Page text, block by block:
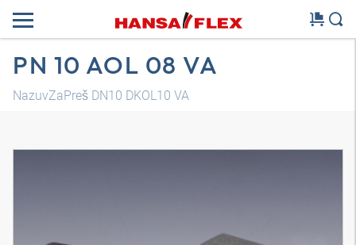
PN 10 AOL 08 VA
NazuvZaPreš DN10 DKOL10 VA